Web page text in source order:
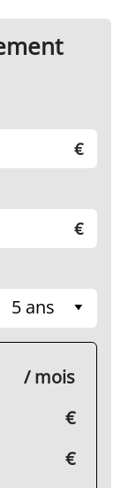
€
€
5 ans
/ mois
€
€